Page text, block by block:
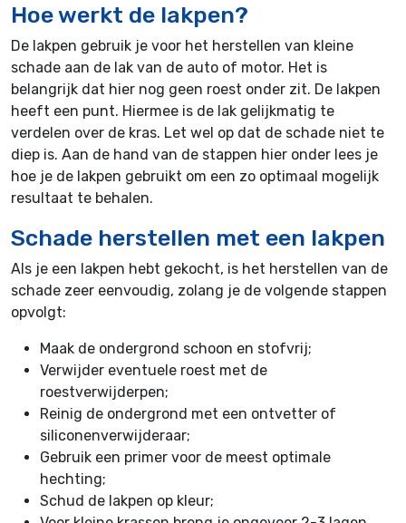
Hoe werkt de lakpen?
De lakpen gebruik je voor het herstellen van kleine
schade aan de lak van de auto of motor. Het is
belangrijk dat hier nog geen roest onder zit. De lakpen
heeft een punt. Hiermee is de lak gelijkmatig te
verdelen over de kras. Let wel op dat de schade niet te
diep is. Aan de hand van de stappen hier onder lees je
hoe je de lakpen gebruikt om een zo optimaal mogelijk
resultaat te behalen.
Schade herstellen met een lakpen
Als je een lakpen hebt gekocht, is het herstellen van de
schade zeer eenvoudig, zolang je de volgende stappen
opvolgt:
Maak de ondergrond schoon en stofvrij;
Verwijder eventuele roest met de
roestverwijderpen;
Reinig de ondergrond met een ontvetter of
siliconenverwijderaar;
Gebruik een primer voor de meest optimale
hechting;
Schud de lakpen op kleur;